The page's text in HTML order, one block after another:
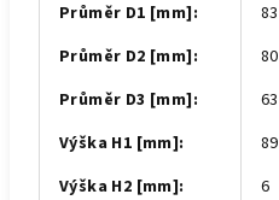
Průměr D1 [mm]:
83
Průměr D2 [mm]:
80
Průměr D3 [mm]:
63
Výška H1 [mm]:
89
Výška H2 [mm]:
6